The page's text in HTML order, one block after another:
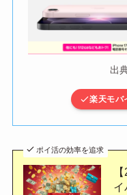
出
楽天モバ
ポイ活の効率を追求
イ